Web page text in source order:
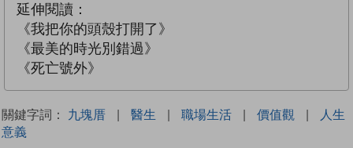
延伸閱讀：
《我把你的頭殼打開了》
《最美的時光別錯過》
《死亡號外》
關鍵字詞： 九塊厝 | 醫生 | 職場生活 | 價值觀 |
人生
意義